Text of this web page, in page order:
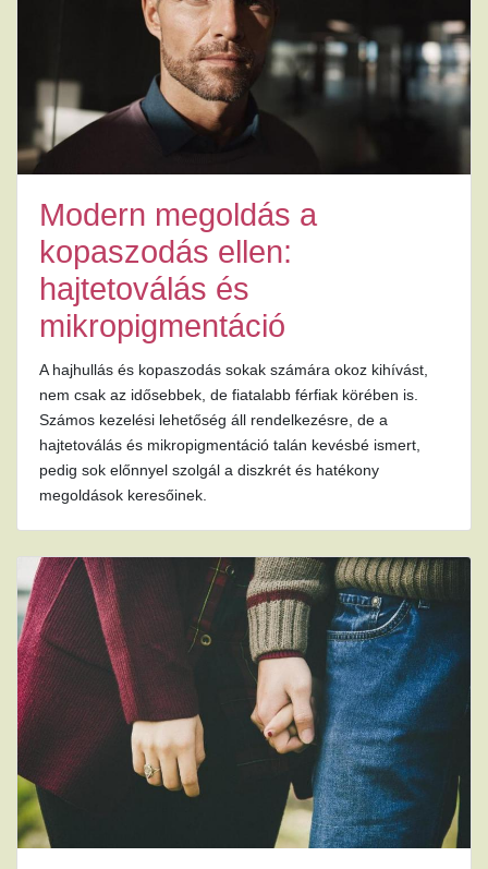
Modern megoldás a
kopaszodás ellen:
hajtetoválás és
mikropigmentáció
A hajhullás és kopaszodás sokak számára okoz kihívást,
nem csak az idősebbek, de fiatalabb férfiak körében is.
Számos kezelési lehetőség áll rendelkezésre, de a
hajtetoválás és mikropigmentáció talán kevésbé ismert,
pedig sok előnnyel szolgál a diszkrét és hatékony
megoldások keresőinek.